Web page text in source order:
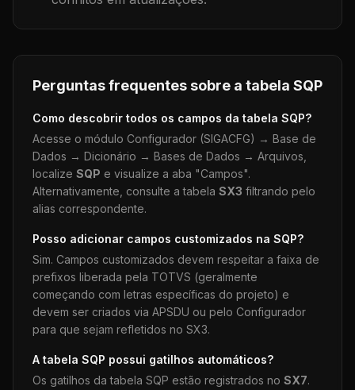
Perguntas frequentes sobre a tabela SQP
Como descobrir todos os campos da tabela SQP?
Acesse o módulo Configurador (SIGACFG) → Base de
Dados → Dicionário → Bases de Dados → Arquivos,
localize SQP e visualize a aba "Campos".
Alternativamente, consulte a tabela SX3 filtrando pelo
alias correspondente.
Posso adicionar campos customizados na SQP?
Sim. Campos customizados devem respeitar a faixa de
prefixos liberada pela TOTVS (geralmente
começando com letras específicas do projeto) e
devem ser criados via APSDU ou pelo Configurador
para que sejam refletidos no SX3.
A tabela SQP possui gatilhos automáticos?
Os gatilhos da tabela SQP estão registrados no SX7.